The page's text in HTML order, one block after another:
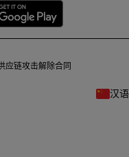
应链攻击解除合同
汉语